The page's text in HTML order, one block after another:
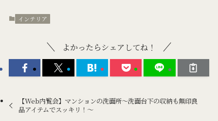
インテリア
よかったらシェアしてね！
【Web内覧会】マンションの洗面所～洗面台下の収納も無印良
品アイテムでスッキリ！〜